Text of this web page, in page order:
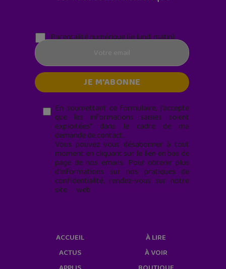
Parentalité numérique (le lundi matin)
En soumettant ce formulaire, j’accepte
que les informations saisies soient
exploitées* dans le cadre de ma
demande de contact.
Vous pouvez vous désabonner à tout
moment en cliquant sur le lien en bas de
page de nos emails. Pour obtenir plus
d'informations sur nos pratiques de
confidentialité, rendez-vous sur notre
site web
ACCUEIL
ACTUS
À LIRE
À VOIR